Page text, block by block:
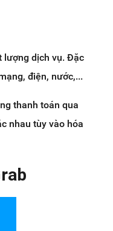
lượng dịch vụ. Đặc
điện, nước,...
thanh toán qua
nhau tùy vào hóa